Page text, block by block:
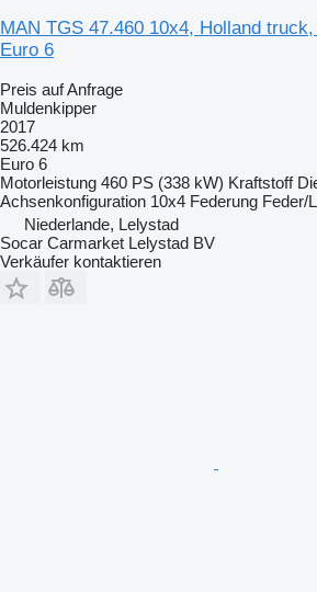
MAN TGS 47.460 10x4, Holland
Euro 6
Preis auf Anfrage
Muldenkipper
2017
526.424 km
Euro 6
Motorleistung 460 PS (338 kW) Kraftstoff
Achsenkonfiguration 10x4 Federung Feder/
Niederlande, Lelystad
Socar Carmarket Lelystad BV
Verkäufer kontaktieren